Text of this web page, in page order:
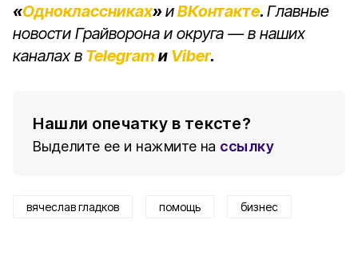
«Одноклассниках»иВКонтакте. Главные
новости Грайворона и округа — в наших
каналах в Telegram и Viber.
Нашли опечатку в тексте?
Выделите ее и нажмите на ссылку
вячеслав гладков помощь бизнес